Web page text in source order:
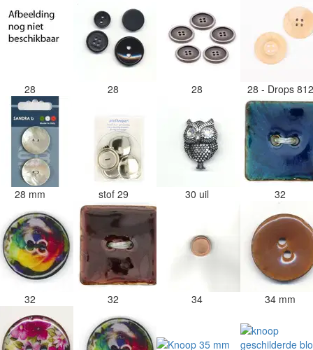
28 28 28 28 - Drops
28 mm stof 29 30 uil 32
32 32 34 34 mm